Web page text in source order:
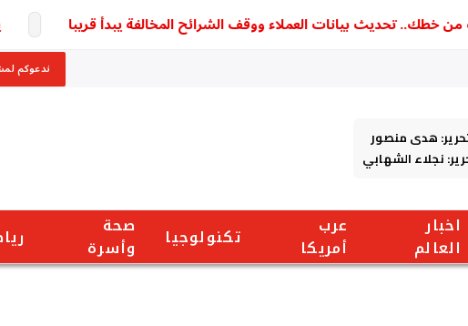
خطك.. تحديث بيانات العملاء ووقف الشرائح المخالفة يبدأ قريبا
ندعوكم
هدى منصور
نجلاء الشهابي
اخبار
العالم
عرب
أمريكا
تكنولوجيا
صحة
وأسرة